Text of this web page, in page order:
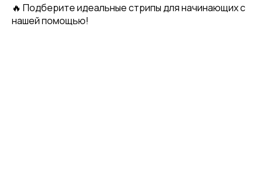
🔥 Подберите идеальные стрипы для начинающих с
нашей помощью!